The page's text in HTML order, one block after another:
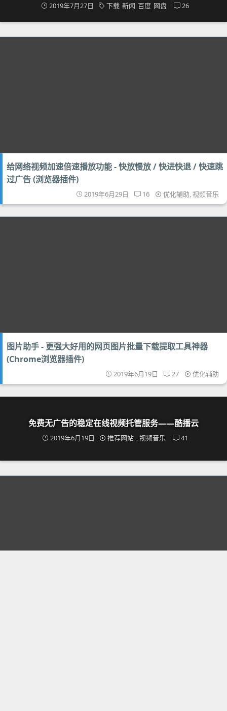
2019年7月27日 下载 新闻 百度 网盘 26
给网络视频加速倍速播放功能 - 快放慢放 / 快进快退 / 快速跳
过广告 (浏览器插件)
2019年6月29日 16 优化辅助,视频音乐
图片助手 - 更强大好用的网页图片批量下载提取工具神器
(Chrome浏览器插件)
2019年6月19日 27 优化辅助
免费无广告的稳定在线视频托管服务——酷播云
2019年6月19日 推荐网站 ,视频音乐 41